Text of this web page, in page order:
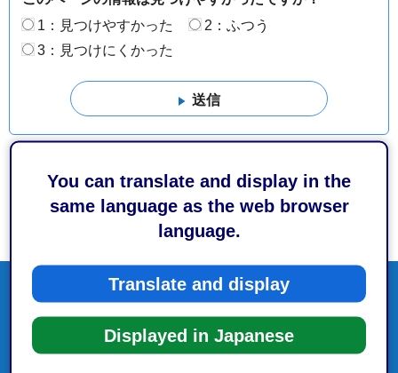
You can translate and display in the
same language as the web browser
language.
Translate and display
Displayed in Japanese
1：見つけやすかった
2：ふつう
3：見つけにくかった